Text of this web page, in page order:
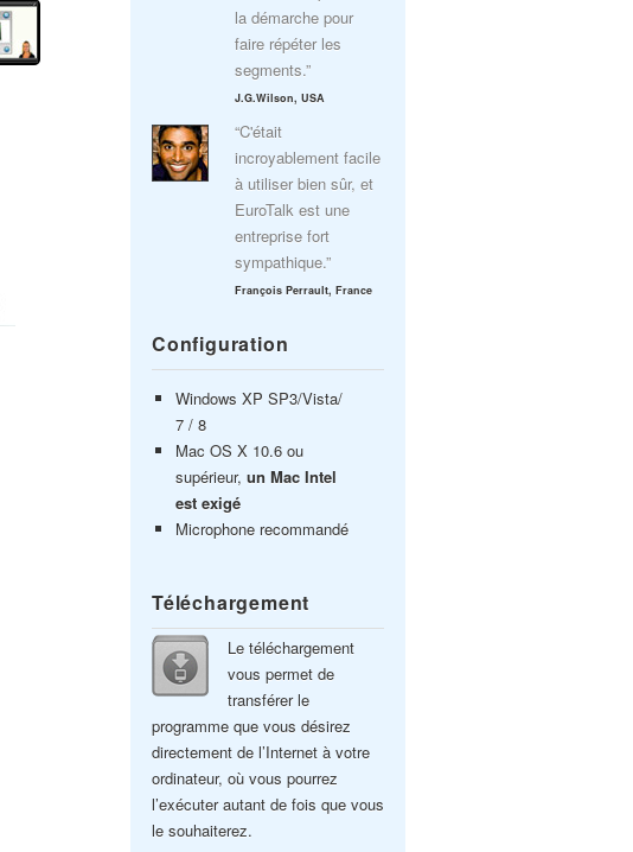
la démarche pour
faire répéter les
segments.”
J.G.Wilson, USA
“C'était
incroyablement facile
à utiliser bien sûr, et
EuroTalk est une
entreprise fort
sympathique.”
François Perrault, France
Configuration
Windows XP SP3/Vista/
7 / 8
Mac OS X 10.6 ou
supérieur, un Mac Intel
est exigé
Microphone recommandé
Téléchargement
Le téléchargement
vous permet de
transférer le
programme que vous désirez
directement de l’Internet à votre
ordinateur, où vous pourrez
l’exécuter autant de fois que vous
le souhaiterez.